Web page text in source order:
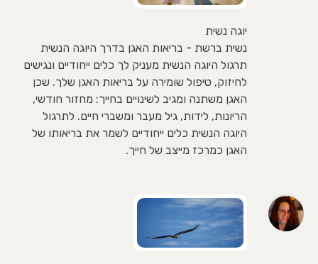
יוגה נשית
נשית ברשת - בריאות האגן בדרך היוגה הנשית
תרגול היוגה הנשית מעניק לך כלים ייחודיים ונגישים
לחיזוק, טיפול שומירה על בריאות האגן שלך. שכן
האגן משתנה ומגיב לשינויים בחייך: מחזור חודשי,
הריונות, לידות, גיל מעבר ומשברי חיים. לתרגול
היוגה הנשית כלים ייחודיים לשמר את בריאותו של
האגן כמרכז מייצב של חייך.